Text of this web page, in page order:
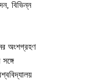
বিভিন্ন
অংশগ্রহণ